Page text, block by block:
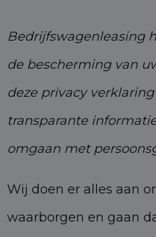
Bedrijfswagenleasing
de bescherming van
deze privacy
transparante
omgaan met
Wij doen er alles aan
waarborgen en gaan